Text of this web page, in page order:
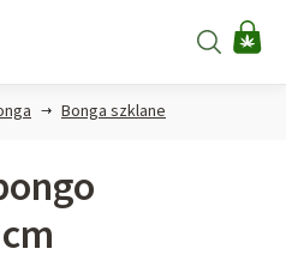
Szukaj
Bonga szklane